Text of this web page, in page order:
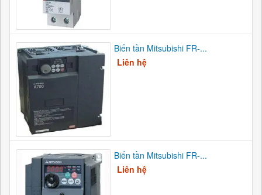
Biến tần Mitsubishi FR-...
Liên hệ
Biến tần Mitsubishi FR-...
Liên hệ